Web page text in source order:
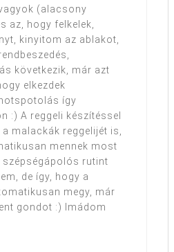
(alacsony
az, hogy felkelek,
kinyitom az ablakot,
következik, már azt
elkezdek
így
:) A reggeli készítéssel
malackák reggelijét is,
mennek most
szépségápolós rutint
de így, hogy a
megy, már
gondot :) Imádom